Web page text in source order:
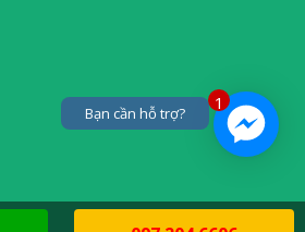
1
Bạn cần hỗ trợ?